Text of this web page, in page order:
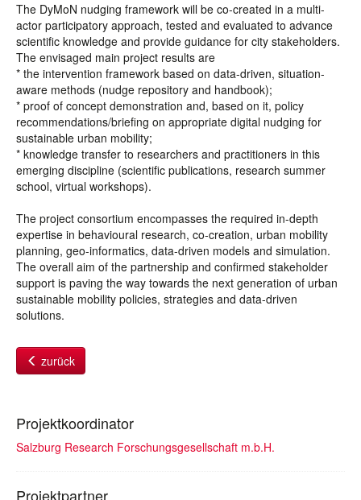
The DyMoN nudging framework will be co-created in a multi-
actor participatory approach, tested and evaluated to advance
scientific knowledge and provide guidance for city stakeholders.
The envisaged main project results are
* the intervention framework based on data-driven, situation-
aware methods (nudge repository and handbook);
* proof of concept demonstration and, based on it, policy
recommendations/briefing on appropriate digital nudging for
sustainable urban mobility;
* knowledge transfer to researchers and practitioners in this
emerging discipline (scientific publications, research summer
school, virtual workshops).
The project consortium encompasses the required in-depth
expertise in behavioural research, co-creation, urban mobility
planning, geo-informatics, data-driven models and simulation.
The overall aim of the partnership and confirmed stakeholder
support is paving the way towards the next generation of urban
sustainable mobility policies, strategies and data-driven
solutions.
zurück
Projektkoordinator
Salzburg Research Forschungsgesellschaft m.b.H.
Projektpartner